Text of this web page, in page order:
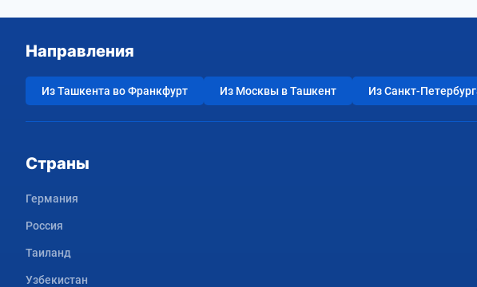
Направления
Из Ташкента во Франкфурт Из Москвы в Ташкент Из Санкт-
Страны
Германия
Россия
Таиланд
Узбекистан